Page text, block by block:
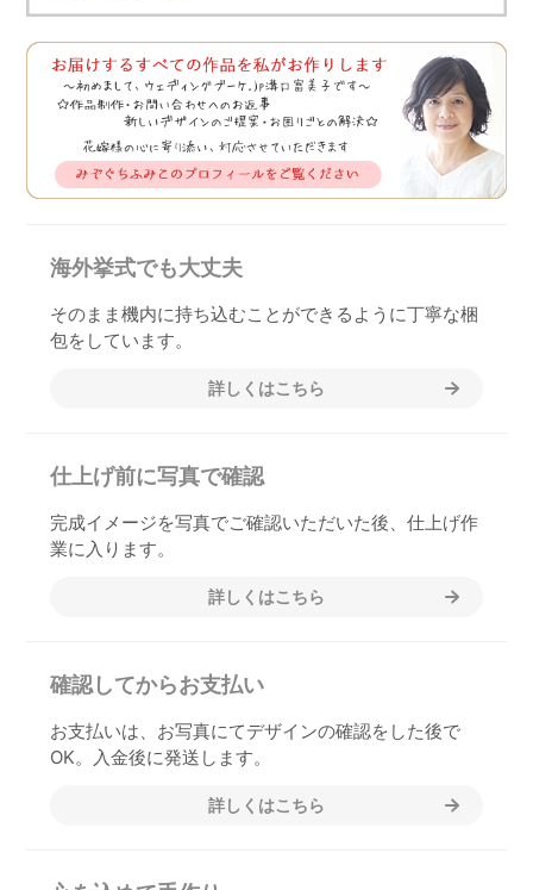
海外挙式でも大丈夫
そのまま機内に持ち込むことができるように丁寧な梱
包をしています。
詳しくはこちら
仕上げ前に写真で確認
完成イメージを写真でご確認いただいた後、仕上げ作
業に入ります。
詳しくはこちら
確認してからお支払い
お支払いは、お写真にてデザインの確認をした後で
OK。入金後に発送します。
詳しくはこちら